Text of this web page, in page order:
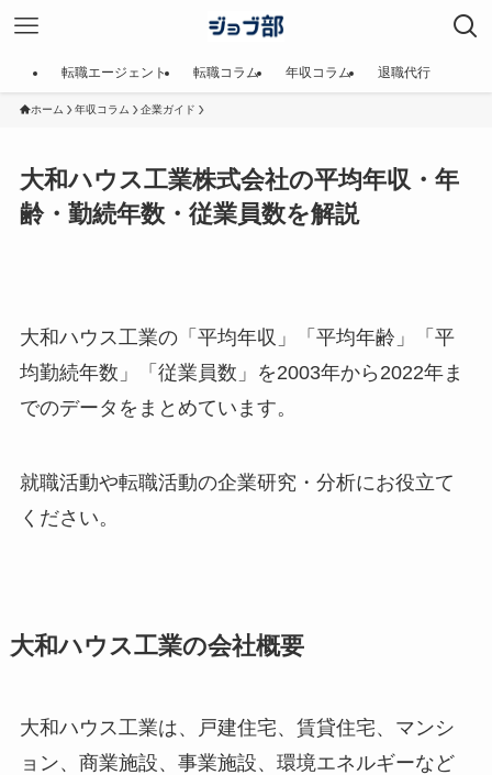
転職エージェント 転職コラム 年収コラム 退職代行
ホーム 年収コラム 企業ガイド
大和ハウス工業株式会社の平均年収・年
齢・勤続年数・従業員数を解説
大和ハウス工業の「平均年収」「平均年齢」「平
均勤続年数」「従業員数」を2003年から2022年ま
でのデータをまとめています。
就職活動や転職活動の企業研究・分析にお役立て
ください。
大和ハウス工業の会社概要
大和ハウス工業は、戸建住宅、賃貸住宅、マンシ
ョン、商業施設、事業施設、環境エネルギーなど